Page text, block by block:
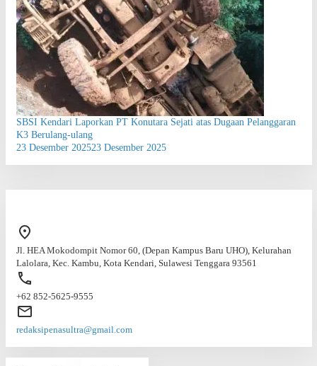
SBSI Kendari Laporkan PT Konutara Sejati atas Dugaan Pelanggaran
K3 Berulang-ulang
23 Desember 202523 Desember 2025
Jl. HEA Mokodompit Nomor 60, (Depan Kampus Baru UHO), Kelurahan
Lalolara, Kec. Kambu, Kota Kendari, Sulawesi Tenggara 93561
+62 852-5625-9555
redaksipenasultra@gmail.com